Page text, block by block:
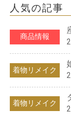
人気の記事
商品情報
着物リメイク
着物リメイク